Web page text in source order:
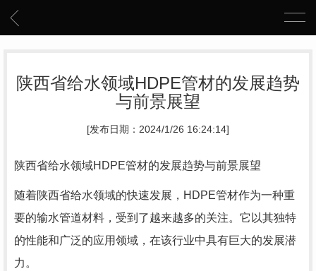
陕西省给水领域HDPE管材的发展趋势
与前景展望
[发布日期：2024/1/26 16:24:14]
陕西省给水领域HDPE管材的发展趋势与前景展望
随着陕西省给水领域的快速发展，HDPE管材作为一种重
要的输水管道材料，受到了越来越多的关注。它以其独特
的性能和广泛的应用领域，在该行业中具有巨大的发展潜
力。